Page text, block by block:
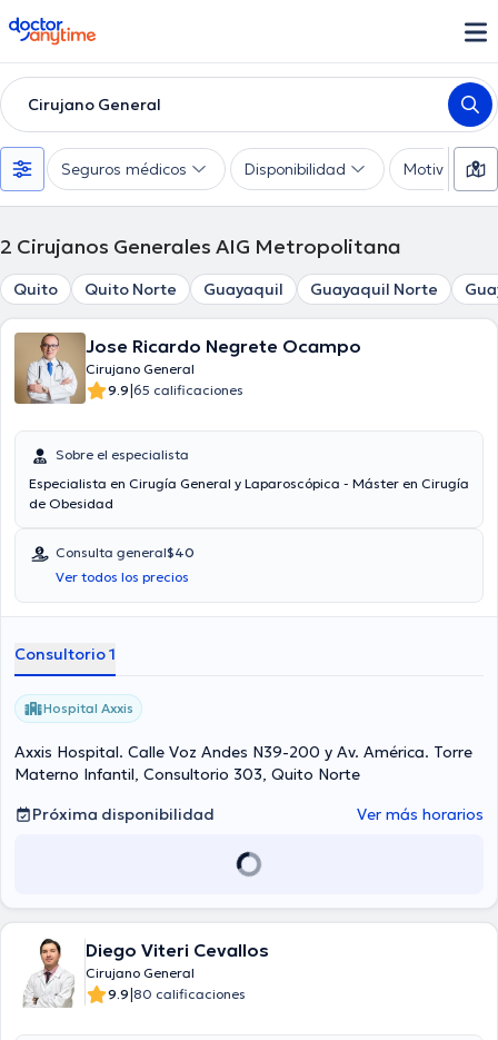
doctoranytime
Cirujano General
Seguros médicos Disponibilidad Motivo de
2 Cirujanos Generales AIG Metropolitana
Quito Quito Norte Guayaquil Guayaquil Norte
Jose Ricardo Negrete Ocampo
Cirujano General
9.9|65 calificaciones
Sobre el especialista
Especialista en Cirugía General y Laparoscópica - Máster en Cirugía
de Obesidad
Consulta general$40
Ver todos los precios
Consultorio 1
Hospital Axxis
Axxis Hospital. Calle Voz Andes N39-200 y Av. América. Torre
Materno Infantil, Consultorio 303, Quito Norte
Próxima disponibilidad
Ver más horarios
Diego Viteri Cevallos
Cirujano General
9.9|80 calificaciones